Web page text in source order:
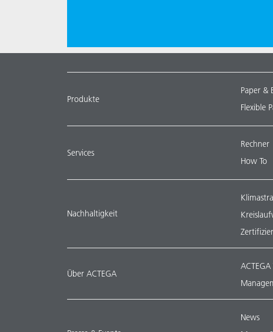
Produkte
Paper &
Flexible
Services
Rechner
How To
Nachhaltigkeit
Über ACTEGA
News